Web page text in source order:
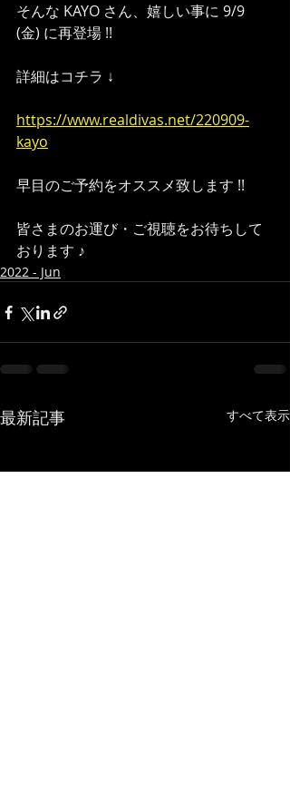
そんな KAYO さん、嬉しい事に 9/9
(金) に再登場 !!
詳細はコチラ ↓
https://www.realdivas.net/220909-
kayo
早目のご予約をオススメ致します !!
皆さまのお運び・ご視聴をお待ちして
おります ♪
2022 - Jun
最新記事 すべて表示